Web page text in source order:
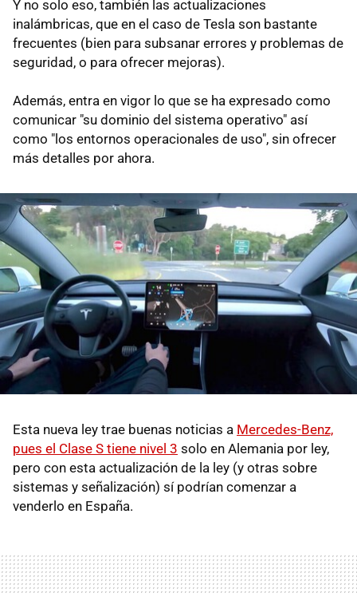
Y no solo eso, también las actualizaciones
inalámbricas, que en el caso de Tesla son bastante
frecuentes (bien para subsanar errores y problemas de
seguridad, o para ofrecer mejoras).
Además, entra en vigor lo que se ha expresado como
comunicar "su dominio del sistema operativo" así
como "los entornos operacionales de uso", sin ofrecer
más detalles por ahora.
Esta nueva ley trae buenas noticias a Mercedes-Benz,
pues el Clase S tiene nivel 3 solo en Alemania por ley,
pero con esta actualización de la ley (y otras sobre
sistemas y señalización) sí podrían comenzar a
venderlo en España.